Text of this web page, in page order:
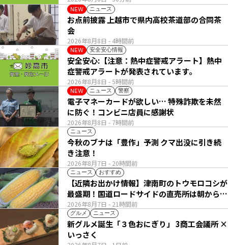
NEW ニュース
2026年8月8日 - 4時間前
お点前披露 上越市で県内高校茶道部の合同茶
会
NEW 安全安心情報
2026年8月8日 - 5時間前
安全安心:【注意：熱中症警戒アラート】熱中
症警戒アラートが発表されています。
NEW ニュース 警察
2026年8月8日 - 7時間前
電子マネーカードが欲しい… 特殊詐欺を未然
に防ぐ！コンビニ店員に感謝状
ニュース
2026年8月7日 - 20時間前
今秋のブナは「豊作」予測 クマ出没に引き続
き注意！
ニュース おすすめ
2026年8月7日 - 21時間前
【近隣お出かけ情報】津南町のトウモロコシが
最盛期！国道ロードサイドの直売所は朝から長
い列
グルメ ニュース
新グルメ誕生「３色おにぎり」 3商工会議所 ×
いっさく